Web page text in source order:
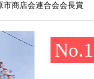
市商店会連合会会長賞
No.1